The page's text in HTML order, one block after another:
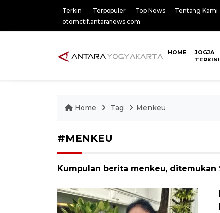
Terkini Terpopuler Top News
Tentang Kami
otomotif.antaranews.com
HOME
JOGJA
TERKINI
Home Tag Menkeu
#MENKEU
Kumpulan berita menkeu, ditemukan